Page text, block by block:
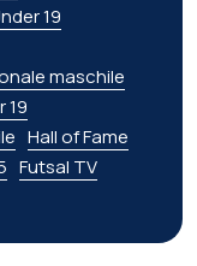
19
maschile
19
Hall of Fame
Futsal TV